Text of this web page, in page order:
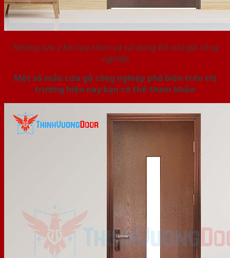
Những lưu ý khi lựa chọn và sử dụng bộ cửa gỗ công
nghiệp
Một số mẫu cửa gỗ công nghiệp phổ biến trên thị
trường hiện nay bạn có thể tham khảo: